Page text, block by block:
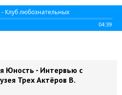
Клуб любознательных
04:39
Юность - Интервью с
Трех Актёров В.